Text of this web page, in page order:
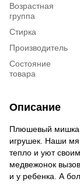
Возрастная
группа
Стирка
Производитель
Состояние
товара
Описание
Плюшевый мишка
игрушек. Наши
тепло и уют
медвежонок
и у ребенка. А